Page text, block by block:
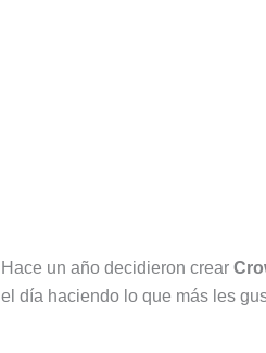
Hace un año decidieron crear
el día haciendo lo que más les